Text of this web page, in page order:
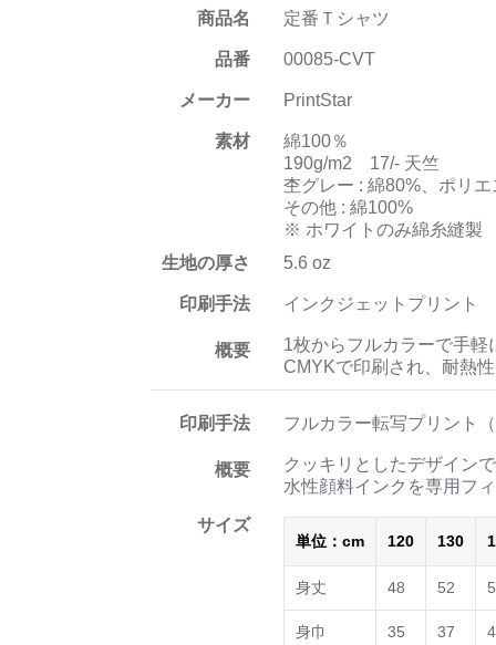
商品名 定番Ｔシャツ
品番 00085-CVT
メーカー PrintStar
素材
綿100％
190g/m2 17/- 天竺
杢グレー : 綿80%、ポリ
その他 : 綿100%
※ ホワイトのみ綿糸縫製
生地の厚さ
5.6 oz
印刷手法 インクジェットプリント
概要
1枚からフルカラーで手
CMYKで印刷され、耐熱
印刷手法 フルカラー転写プリント
概要
クッキリとしたデザイン
水性顔料インクを専用フ
サイズ
単位：cm 120 130
身丈 48 52
身巾 35 37